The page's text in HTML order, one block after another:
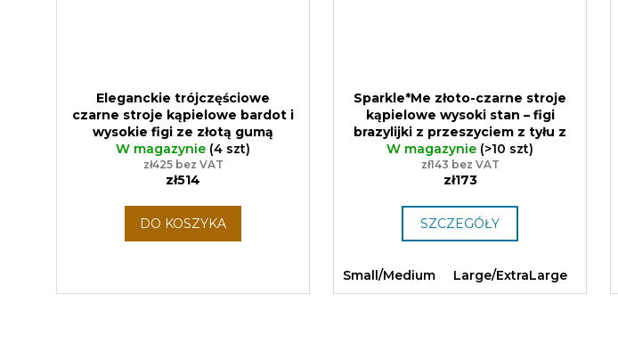
Eleganckie trójczęściowe
czarne stroje kąpielowe bardot i
wysokie figi ze złotą gumą
Sparkle*Me dla kobiet plus size
Rozmiary EU 40, 42 i 44
W magazynie (4 szt)
zł425 bez VAT
zł514
DO KOSZYKA
Sparkle*Me złoto-czarne stroje
kąpielowe wysoki stan – figi
brazylijki z przeszyciem z tyłu z
możliwością złożenia na biodra
ze złotą lamówką Promocja: 10%
zniżki przy zakupie bikini
W magazynie (>10 szt)
zł143 bez VAT
zł173
SZCZEGÓŁY
Small/Medium Large/ExtraLarge